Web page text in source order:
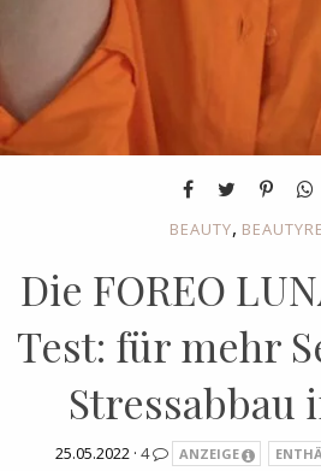
BEAUTY,
Die FOREO
Test: für mehr
Stressabbau
25.05.2022 ·4 ANZEIGE